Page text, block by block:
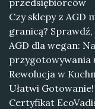
przedsiębiorców
Czy sklepy z AGD
granicą?
AGD dla wegan:
przygotowywania
Rewolucja w
Ułatwi Gotowanie!
Certyfikat